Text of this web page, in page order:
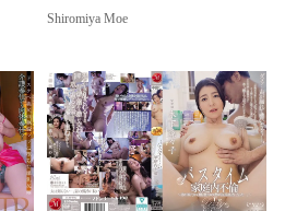
Shiromiya Moe